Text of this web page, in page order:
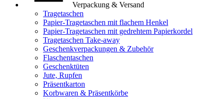
Verpackung & Versand
Tragetaschen
Papier-Tragetaschen mit flachem Henkel
Papier-Tragetaschen mit gedrehtem Papierkordel
Tragetaschen Take-away
Geschenkverpackungen & Zubehör
Flaschentaschen
Geschenktüten
Jute, Rupfen
Präsentkarton
Korbwaren & Präsentkörbe